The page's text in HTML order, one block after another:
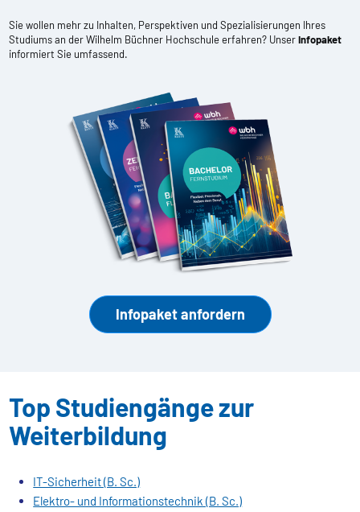
Sie wollen mehr zu Inhalten, Perspektiven und Spezialisierungen Ihres
Studiums an der Wilhelm Büchner Hochschule erfahren? UnserInfopaket
informiert Sie umfassend.
Infopaket anfordern
Top Studiengänge zur
Weiterbildung
IT-Sicherheit (B. Sc.)
Elektro- und Informationstechnik (B. Sc.)